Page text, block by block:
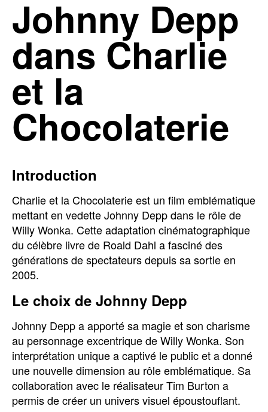
Johnny Depp
dans Charlie
et la
Chocolaterie
Introduction
Charlie et la Chocolaterie est un film emblématique
mettant en vedette Johnny Depp dans le rôle de
Willy Wonka. Cette adaptation cinématographique
du célèbre livre de Roald Dahl a fasciné des
générations de spectateurs depuis sa sortie en
2005.
Le choix de Johnny Depp
Johnny Depp a apporté sa magie et son charisme
au personnage excentrique de Willy Wonka. Son
interprétation unique a captivé le public et a donné
une nouvelle dimension au rôle emblématique. Sa
collaboration avec le réalisateur Tim Burton a
permis de créer un univers visuel époustouflant.